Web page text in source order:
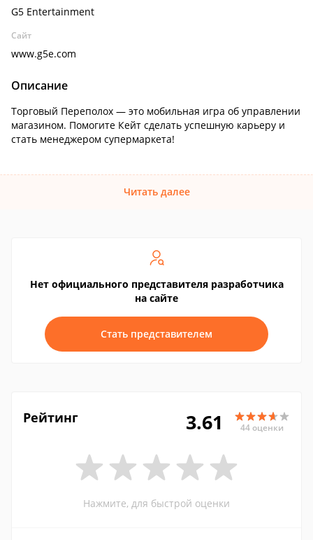
G5 Entertainment
Сайт
www.g5e.com
Описание
Торговый Переполох — это мобильная игра об управлении
магазином. Помогите Кейт сделать успешную карьеру и
стать менеджером супермаркета!
Читать далее
Нет официального представителя разработчика
на сайте
Стать представителем
Рейтинг 3.61 44 оценки
Нажмите, для быстрой оценки